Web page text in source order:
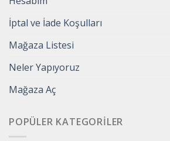
İptal ve İade Koşulları
Mağaza Listesi
Neler Yapıyoruz
Mağaza Aç
POPÜLER KATEGORILER